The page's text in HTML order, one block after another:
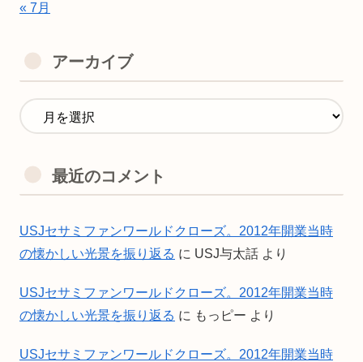
« 7月
アーカイブ
最近のコメント
USJセサミファンワールドクローズ。2012年開業当時
の懐かしい光景を振り返る に USJ与太話 より
USJセサミファンワールドクローズ。2012年開業当時
の懐かしい光景を振り返る に もっピー より
USJセサミファンワールドクローズ。2012年開業当時